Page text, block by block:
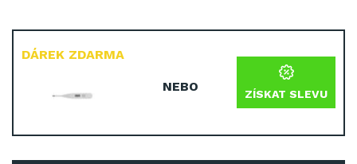
DÁREK ZDARMA
NEBO ZÍSKAT SLEVU